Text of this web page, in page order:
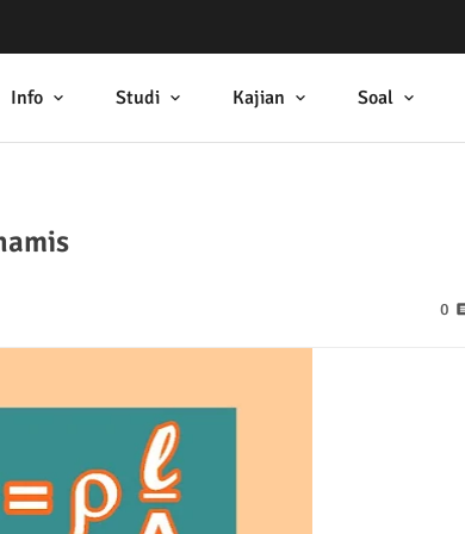
Info Studi Kajian Soal
0